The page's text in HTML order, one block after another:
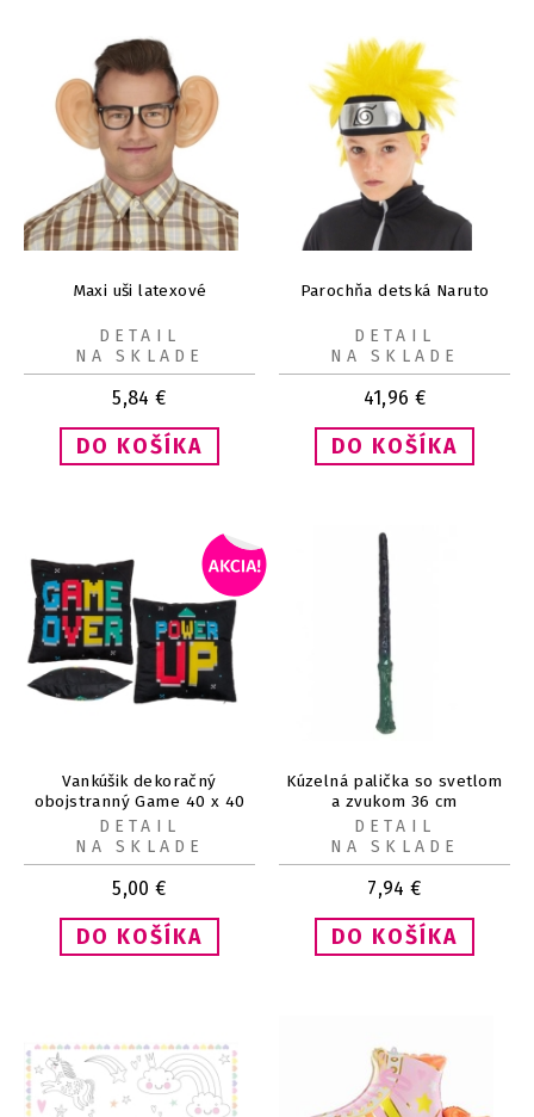
Maxi uši latexové
5,84 €
DETAIL
NA SKLADE
Parochňa detská Naruto
41,96 €
DETAIL
NA SKLADE
Vankúšik dekoračný
obojstranný Game 40 x 40
cm
5,00 €
DETAIL
NA SKLADE
Kúzelná palička so svetlom
a zvukom 36 cm
7,94 €
DETAIL
NA SKLADE